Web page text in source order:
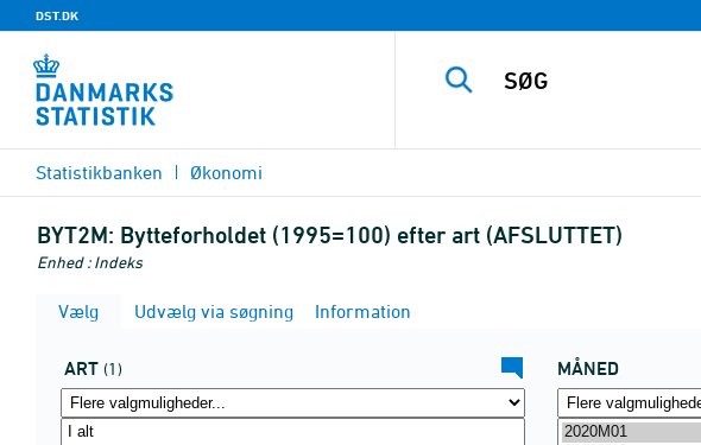
DST.DK
Statistikbanken Økonomi
BYT2M: Bytteforholdet (1995=100) efter art (AFSLUTTET)
Enhed : Indeks
Vælg Udvælg via søgning Information
ART (1) MÅNED